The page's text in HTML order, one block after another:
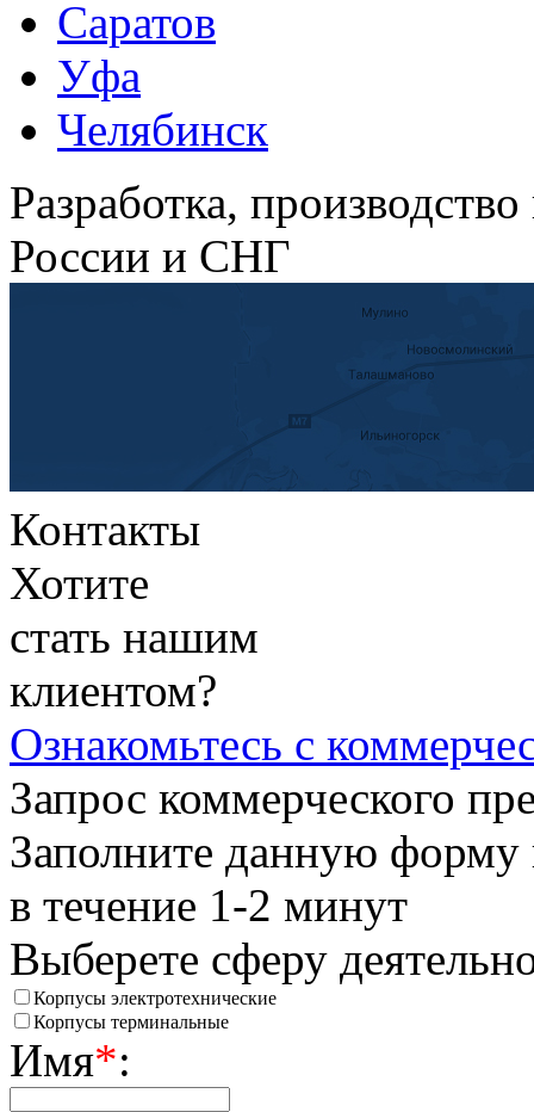
Саратов
Уфа
Челябинск
Разработка,
России и СНГ
Контакты
Хотите
стать нашим
клиентом?
Ознакомьтесь с
Запрос коммерческого
Заполните данную
в течение 1-2 минут
Выберете сферу
Корпусы электротехнические
Корпусы терминальные
Имя*: